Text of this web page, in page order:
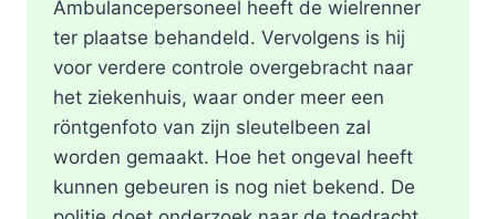
Ambulancepersoneel heeft de wielrenner
ter plaatse behandeld. Vervolgens is hij
voor verdere controle overgebracht naar
het ziekenhuis, waar onder meer een
röntgenfoto van zijn sleutelbeen zal
worden gemaakt. Hoe het ongeval heeft
kunnen gebeuren is nog niet bekend. De